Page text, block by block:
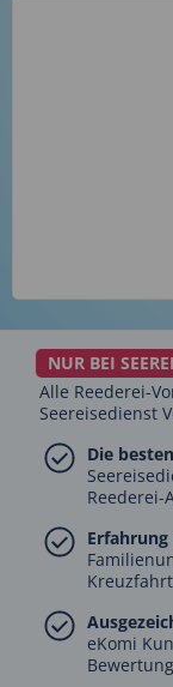
NUR BEI
Alle Reederei-
Seereisedienst
Die
Reederei-
eKomi